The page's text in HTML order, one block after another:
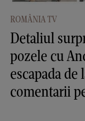
ROMÂNIA TV
Detaliul
pozele cu
escapada de
comentarii